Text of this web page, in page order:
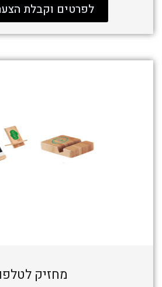
לפרטים וקבלת
מחזיק